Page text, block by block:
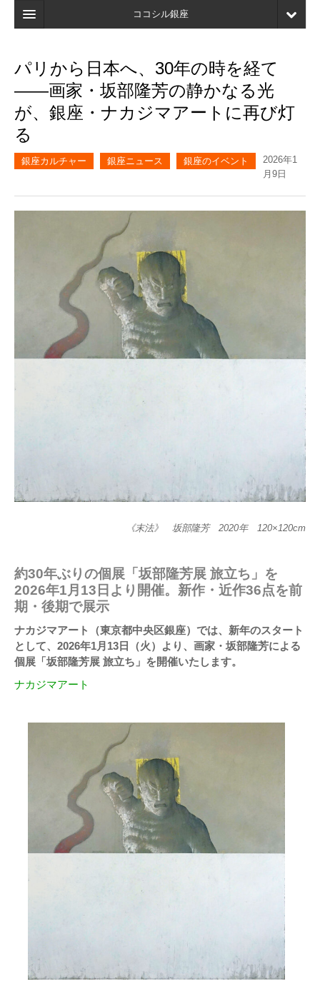
ココシル銀座
検索
店舗・施設最新情報
マイページ
パリから日本へ、30年の時を経て
——画家・坂部隆芳の静かなる光
が、銀座・ナカジマアートに再び灯
る
銀座カルチャー 銀座ニュース 銀座のイベント
2026年1
月9日
《末法》 坂部隆芳 2020年 120×120cm
約30年ぶりの個展「坂部隆芳展 旅立ち」を
2026年1月13日より開催。新作・近作36点を前
期・後期で展示
ナカジマアート（東京都中央区銀座）では、新年のスタート
として、2026年1月13日（火）より、画家・坂部隆芳による
個展「坂部隆芳展 旅立ち」を開催いたします。
ナカジマアート